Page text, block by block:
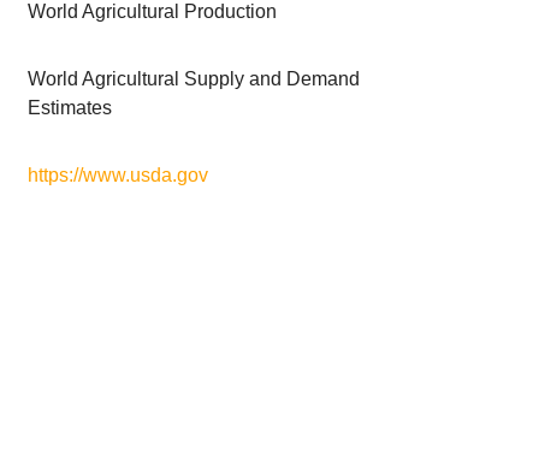
World Agricultural Production
World Agricultural Supply and Demand
Estimates
https://www.usda.gov